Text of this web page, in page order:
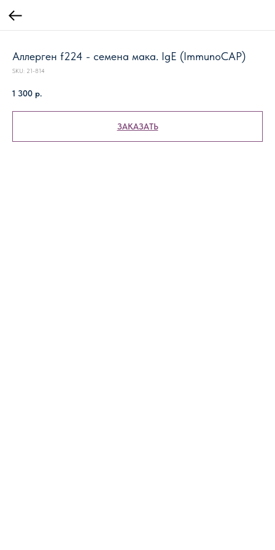
Аллерген f224 - семена мака. IgE (ImmunoCAP)
SKU: 21-814
1 300 р.
ЗАКАЗАТЬ